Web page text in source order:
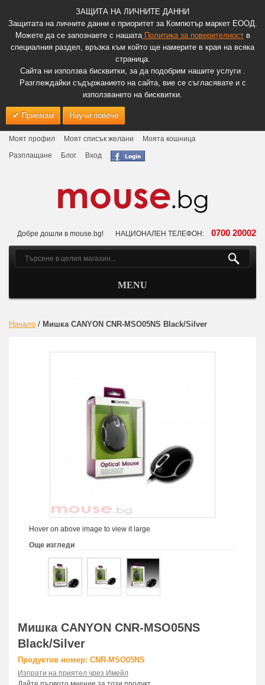
ЗАЩИТА НА ЛИЧНИТЕ ДАННИ
Защитата на личните данни е приоритет за Компютър маркет ЕООД.
Можете да се запознаете с нашатаПолитика за поверителноств
специалния раздел, връзка към който ще намерите в края на всяка
страница.
Сайта ни използва бисквитки, за да подобрим нашите услуги .
Разглеждайки съдържанието на сайта, вие се съгласявате и с
използването на бисквитки.
Приемам Научи повече
Моят профил Моят списък желани
Моята кошница
Разплащане
Блог Вход
Добре дошли в mouse.bg! НАЦИОНАЛЕН ТЕЛЕФОН: 0700 20002
MENU
Начало / Мишка CANYON CNR-MSO05NS Black/Silver
Hover on above image to view it large
Още изгледи
Мишка CANYON CNR-MSO05NS
Black/Silver
Продуктов номер: CNR-MSO05NS
Изпрати на приятел чрез Имейл